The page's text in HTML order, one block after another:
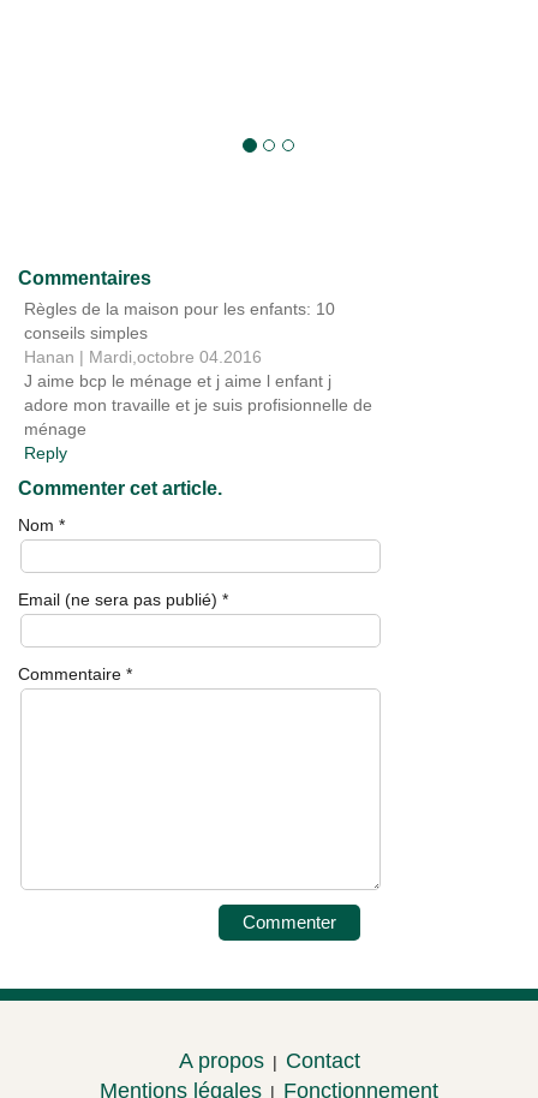
Commentaires
Règles de la maison pour les enfants: 10
conseils simples
Hanan | Mardi,octobre 04.2016
J aime bcp le ménage et j aime l enfant j
adore mon travaille et je suis profisionnelle de
ménage
Reply
Commenter cet article.
Nom *
Email (ne sera pas publié) *
Commentaire *
A propos | Contact
Mentions légales | Fonctionnement